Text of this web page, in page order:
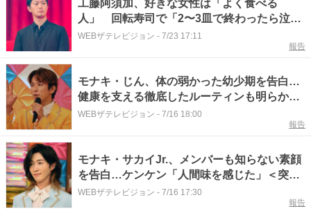
工藤阿須加、好きな女性は「よく食べる
人」 回転寿司で「2〜3皿で終わったら泣き
そう」＜突然ですが占ってもいいですか？＞
WEBザテレビジョン - 7/23 17:11
報告
モナキ・じん、体の弱かった幼少期を告白…
健康を支える徹底したルーティンも明らかに
＜突然ですが占ってもいいですか？＞
WEBザテレビジョン - 7/16 18:00
報告
モナキ・サカイJr.、メンバーも知らない素顔
を告白…ケンケン「人間味を感じた」＜突然
ですが占ってもいいですか？＞
WEBザテレビジョン - 7/16 17:30
報告